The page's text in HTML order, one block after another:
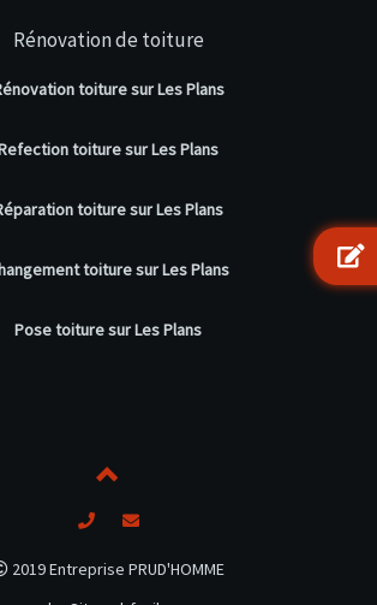
Rénovation de toiture
toiture sur Les Plans
toiture sur Les Plans
toiture sur Les Plans
toiture sur Les Plans
Pose toiture sur Les Plans
2019 Entreprise PRUD'HOMME